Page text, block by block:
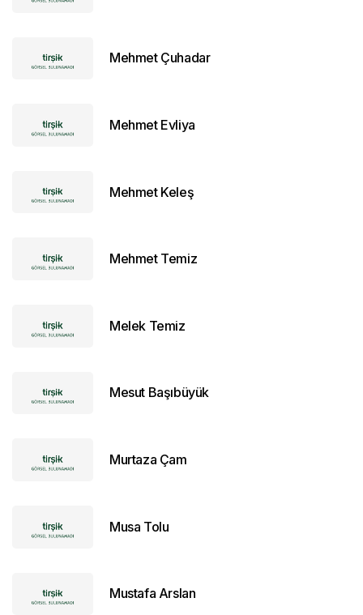
Mehmet Çuhadar
Mehmet Evliya
Mehmet Keleş
Mehmet Temiz
Melek Temiz
Mesut Başıbüyük
Murtaza Çam
Musa Tolu
Mustafa Arslan